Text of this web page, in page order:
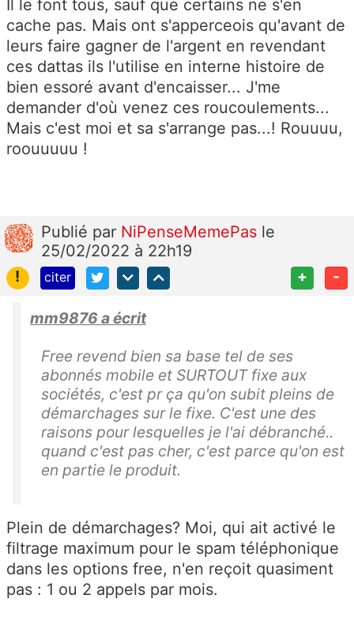
Il le font tous, sauf que certains ne s'en
cache pas. Mais ont s'apperceois qu'avant de
leurs faire gagner de l'argent en revendant
ces dattas ils l'utilise en interne histoire de
bien essoré avant d'encaisser... J'me
demander d'où venez ces roucoulements...
Mais c'est moi et sa s'arrange pas...! Rouuuu,
roouuuuu !
Publié par NiPenseMemePas le
25/02/2022 à 22h19
!
citer + -
mm9876 a écrit
Free revend bien sa base tel de ses
abonnés mobile et SURTOUT fixe aux
sociétés, c'est pr ça qu'on subit pleins de
démarchages sur le fixe. C'est une des
raisons pour lesquelles je l'ai débranché..
quand c'est pas cher, c'est parce qu'on est
en partie le produit.
Plein de démarchages? Moi, qui ait activé le
filtrage maximum pour le spam téléphonique
dans les options free, n'en reçoit quasiment
pas : 1 ou 2 appels par mois.